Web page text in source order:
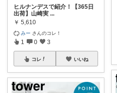
ヒルナンデスで紹介！【365日
出荷】山崎実 ...
￥ 5,610
みー さんのコレ！
1 0 3
コレ いいね